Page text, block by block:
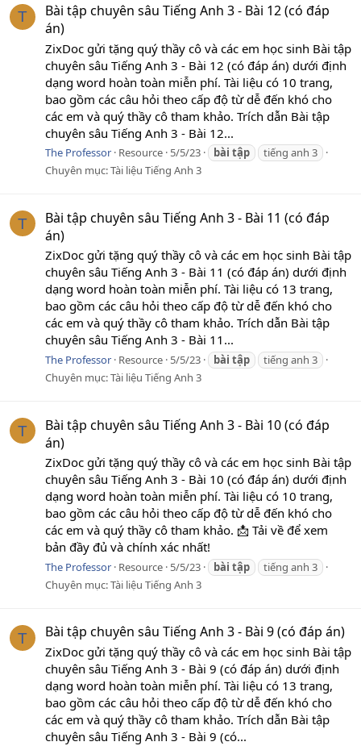
T
Bài tập chuyên sâu Tiếng Anh 3 - Bài 12 (có đáp
án)
ZixDoc gửi tặng quý thầy cô và các em học sinh Bài tập
chuyên sâu Tiếng Anh 3 - Bài 12 (có đáp án) dưới định
dạng word hoàn toàn miễn phí. Tài liệu có 10 trang,
bao gồm các câu hỏi theo cấp độ từ dễ đến khó cho
các em và quý thầy cô tham khảo. Trích dẫn Bài tập
chuyên sâu Tiếng Anh 3 - Bài 12...
The Professor Resource 5/5/23 bài tập
tiếng anh 3
Chuyên mục:Tài liệu Tiếng Anh 3
T
Bài tập chuyên sâu Tiếng Anh 3 - Bài 11 (có đáp
án)
ZixDoc gửi tặng quý thầy cô và các em học sinh Bài tập
chuyên sâu Tiếng Anh 3 - Bài 11 (có đáp án) dưới định
dạng word hoàn toàn miễn phí. Tài liệu có 13 trang,
bao gồm các câu hỏi theo cấp độ từ dễ đến khó cho
các em và quý thầy cô tham khảo. Trích dẫn Bài tập
chuyên sâu Tiếng Anh 3 - Bài 11...
The Professor Resource 5/5/23 bài tập
tiếng anh 3
Chuyên mục:Tài liệu Tiếng Anh 3
T
Bài tập chuyên sâu Tiếng Anh 3 - Bài 10 (có đáp
án)
ZixDoc gửi tặng quý thầy cô và các em học sinh Bài tập
chuyên sâu Tiếng Anh 3 - Bài 10 (có đáp án) dưới định
dạng word hoàn toàn miễn phí. Tài liệu có 10 trang,
bao gồm các câu hỏi theo cấp độ từ dễ đến khó cho
các em và quý thầy cô tham khảo. 📩 Tải về để xem
bản đầy đủ và chính xác nhất!
The Professor Resource 5/5/23 bài tập
tiếng anh 3
Chuyên mục:Tài liệu Tiếng Anh 3
T Bài tập chuyên sâu Tiếng Anh 3 - Bài 9 (có đáp án)
ZixDoc gửi tặng quý thầy cô và các em học sinh Bài tập
chuyên sâu Tiếng Anh 3 - Bài 9 (có đáp án) dưới định
dạng word hoàn toàn miễn phí. Tài liệu có 13 trang,
bao gồm các câu hỏi theo cấp độ từ dễ đến khó cho
các em và quý thầy cô tham khảo. Trích dẫn Bài tập
chuyên sâu Tiếng Anh 3 - Bài 9 (có...